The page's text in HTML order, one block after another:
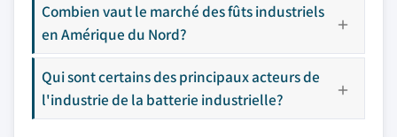
Combien vaut le marché des fûts industriels
en Amérique du Nord?
Qui sont certains des principaux acteurs de
l'industrie de la batterie industrielle?